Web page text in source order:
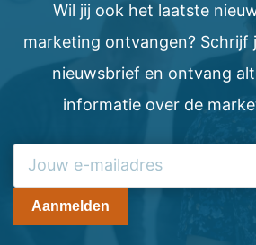
Wil jij ook het laatste
marketing ontvangen? Schrijf
nieuwsbrief en ontvang
informatie over de
Aanmelden